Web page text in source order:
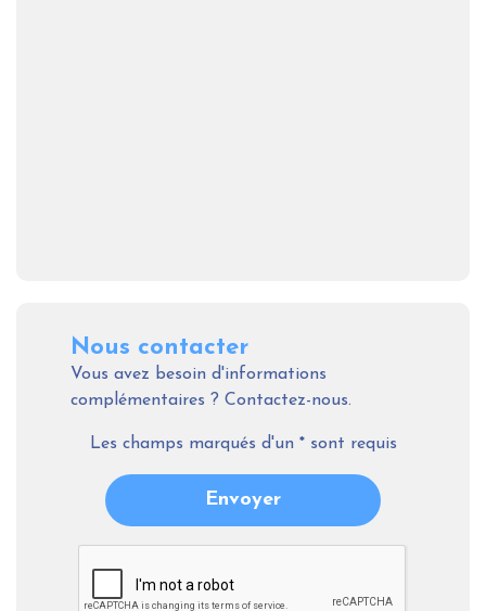
Nous contacter
Vous avez besoin d'informations
complémentaires ? Contactez-nous.
Les champs marqués d'un *sont requis
Envoyer